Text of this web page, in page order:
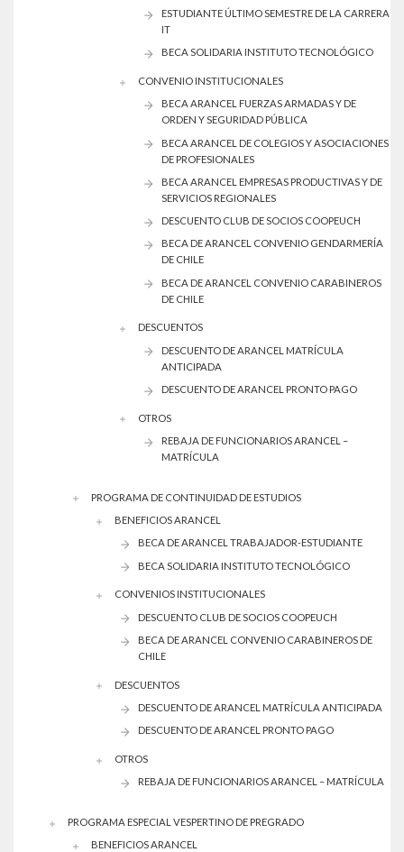
ESTUDIANTE ÚLTIMO SEMESTRE DE LA CARRERA
IT
BECA SOLIDARIA INSTITUTO TECNOLÓGICO
CONVENIO INSTITUCIONALES
BECA ARANCEL FUERZAS ARMADAS Y DE
ORDEN Y SEGURIDAD PÚBLICA
BECA ARANCEL DE COLEGIOS Y ASOCIACIONES
DE PROFESIONALES
BECA ARANCEL EMPRESAS PRODUCTIVAS Y DE
SERVICIOS REGIONALES
DESCUENTO CLUB DE SOCIOS COOPEUCH
BECA DE ARANCEL CONVENIO GENDARMERÍA
DE CHILE
BECA DE ARANCEL CONVENIO CARABINEROS
DE CHILE
DESCUENTOS
DESCUENTO DE ARANCEL MATRÍCULA
ANTICIPADA
DESCUENTO DE ARANCEL PRONTO PAGO
OTROS
REBAJA DE FUNCIONARIOS ARANCEL –
MATRÍCULA
PROGRAMA DE CONTINUIDAD DE ESTUDIOS
BENEFICIOS ARANCEL
BECA DE ARANCEL TRABAJADOR-ESTUDIANTE
BECA SOLIDARIA INSTITUTO TECNOLÓGICO
CONVENIOS INSTITUCIONALES
DESCUENTO CLUB DE SOCIOS COOPEUCH
BECA DE ARANCEL CONVENIO CARABINEROS DE
CHILE
DESCUENTOS
DESCUENTO DE ARANCEL MATRÍCULA ANTICIPADA
DESCUENTO DE ARANCEL PRONTO PAGO
OTROS
REBAJA DE FUNCIONARIOS ARANCEL – MATRÍCULA
PROGRAMA ESPECIAL VESPERTINO DE PREGRADO
BENEFICIOS ARANCEL